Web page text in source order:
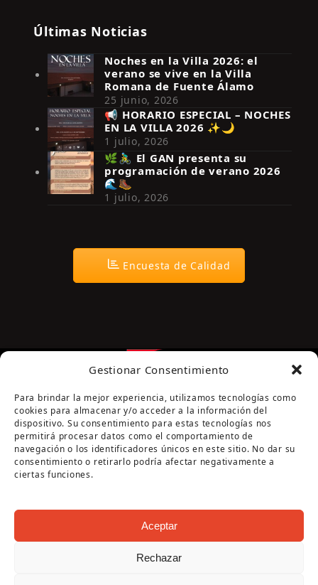
Gestionar Consentimiento
Para brindar la mejor experiencia, utilizamos tecnologías como
cookies para almacenar y/o acceder a la información del
dispositivo. Su consentimiento para estas tecnologías nos
permitirá procesar datos como el comportamiento de
navegación o los identificadores únicos en este sitio. No dar su
consentimiento o retirarlo podría afectar negativamente a
ciertas funciones.
Aceptar
Rechazar
Síguenos en Instagram
Últimas Noticias
Noches en la Villa 2026: el
verano se vive en la Villa
Romana de Fuente Álamo
25 junio, 2026
📢 HORARIO ESPECIAL – NOCHES
EN LA VILLA 2026 ✨🌙
1 julio, 2026
🌿🚴‍♂️ El GAN presenta su
programación de verano 2026
🌊🥾
1 julio, 2026
Encuesta de Calidad
Página cofinanciada por la Diputación de Córdoba